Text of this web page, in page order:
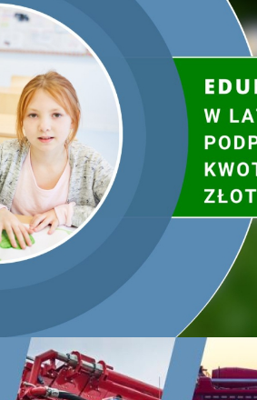
zostały przeprowadzone 9
akcji przekazano 100
niepodległości Polski”
do oficjalnych wydarzeń
proekologicznymi,
na 5 frakcji (papier,
rok rośnie udział odpadów
odnotowujemy stały
szkła i 5584 ton odpadów
napawa również zbiórka
335 ton surowca —